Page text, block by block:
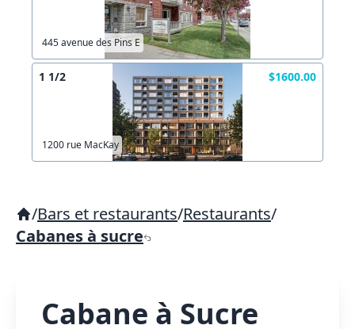
445 avenue des Pins E
1 1/2 $1600.00
1200 rue MacKay
/Bars et restaurants/Restaurants/
Cabanes à sucre
Cabane à Sucre